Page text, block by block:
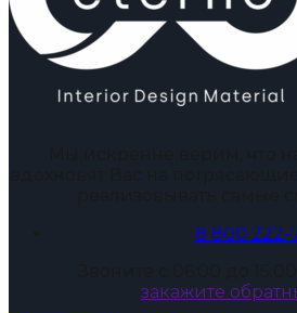
8 800 222-
закажите